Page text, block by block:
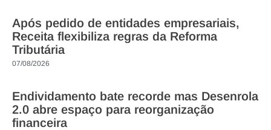
Após pedido de entidades empresariais,
Receita flexibiliza regras da Reforma
Tributária
07/08/2026
Endividamento bate recorde mas Desenrola
2.0 abre espaço para reorganização
financeira